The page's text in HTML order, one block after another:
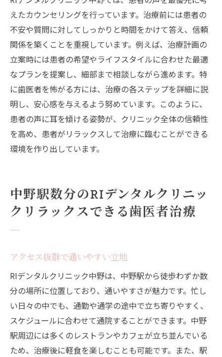
えたカウンセリングを行っています。治療前には患者の
不安や質問に対してしっかりと時間をかけて答え、信頼
関係を築くことを重視しています。例えば、治療計画の
立案時には患者の希望やライフスタイルに合わせた最適
なプランを提案し、細部まで相談しながら進めます。特
に歯医者を怖がる方には、治療の各ステップを詳細に説
明し、安心感を与えるよう努めています。このように、
患者の声に耳を傾ける姿勢が、クリニック全体の信頼性
を高め、患者がリラックスして治療に臨むことができる
環境を作り出しています。
中野駅数分のRIデンタルクリニッ
クリラックスできる歯医者治療
アクセス抜群で通いやすい立地
RIデンタルクリニック中野は、中野駅から徒歩わずか数
分の場所に位置しており、通いやすさが魅力です。忙し
い日々の中でも、通勤や通学の途中で立ち寄りやすく、
スケジュールに合わせて通院することができます。中野
駅周辺には多くのレストランやカフェが立ち並んでいる
ため、治療後に軽食を楽しむことも可能です。また、駅